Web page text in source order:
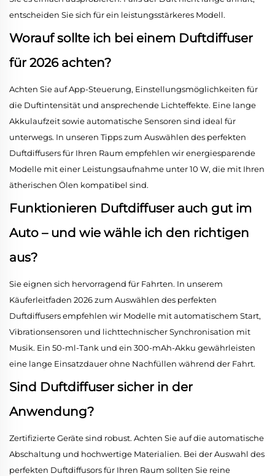
entscheiden Sie sich für ein leistungsstärkeres Modell.
Worauf sollte ich bei einem Duftdiffuser
für 2026 achten?
Achten Sie auf App-Steuerung, Einstellungsmöglichkeiten für
die Duftintensität und ansprechende Lichteffekte. Eine lange
Akkulaufzeit sowie automatische Sensoren sind ideal für
unterwegs. In unseren Tipps zum Auswählen des perfekten
Duftdiffusers für Ihren Raum empfehlen wir energiesparende
Modelle mit einer Leistungsaufnahme unter 10 W, die mit Ihren
ätherischen Ölen kompatibel sind.
Funktionieren Duftdiffuser auch gut im
Auto – und wie wähle ich den richtigen
aus?
Sie eignen sich hervorragend für Fahrten. In unserem
Käuferleitfaden 2026 zum Auswählen des perfekten
Duftdiffusers empfehlen wir Modelle mit automatischem Start,
Vibrationsensoren und lichttechnischer Synchronisation mit
Musik. Ein 50-ml-Tank und ein 300-mAh-Akku gewährleisten
eine lange Einsatzdauer ohne Nachfüllen während der Fahrt.
Sind Duftdiffuser sicher in der
Anwendung?
Zertifizierte Geräte sind robust. Achten Sie auf die automatische
Abschaltung und hochwertige Materialien. Bei der Auswahl des
perfekten Duftdiffusors für Ihren Raum sollten Sie reine